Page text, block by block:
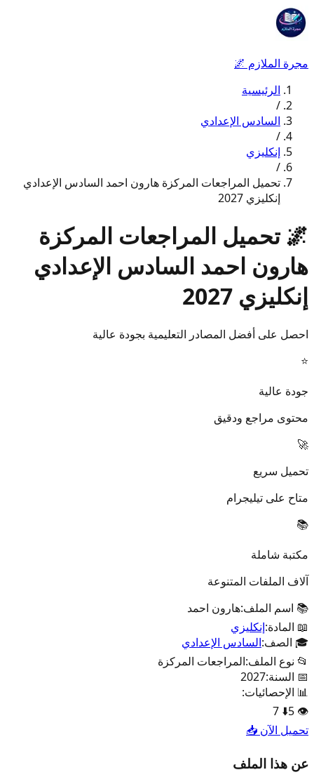
مجرة الملازم 🌌
الرئيسية
/
السادس الإعدادي
/
إنكليزي
/
تحميل المراجعات المركزة هارون احمد السادس الإعدادي
إنكليزي 2027
🌌 تحميل المراجعات المركزة
هارون احمد السادس الإعدادي
إنكليزي 2027
احصل على أفضل المصادر التعليمية بجودة عالية
⭐
جودة عالية
محتوى مراجع ودقيق
🚀
تحميل سريع
متاح على تيليجرام
📚
مكتبة شاملة
آلاف الملفات المتنوعة
📚 اسم الملف:هارون احمد
📖 المادة:إنكليزي
🎓 الصف:السادس الإعدادي
📂 نوع الملف:المراجعات المركزة
📅 السنة:2027
📊 الإحصائيات:
👁️
5
⬇️
7
تحميل الآن 📥
عن هذا الملف